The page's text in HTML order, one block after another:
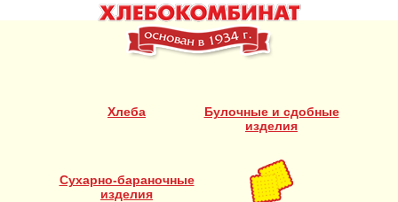
Хлеба
Булочные и сдобные
изделия
Сухарно-бараночные
изделия